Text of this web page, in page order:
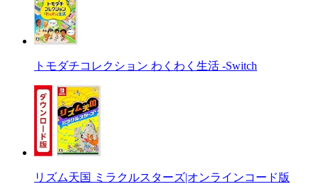
トモダチコレクション わくわく生活 -Switch
リズム天国 ミラクルスターズ|オンラインコード版